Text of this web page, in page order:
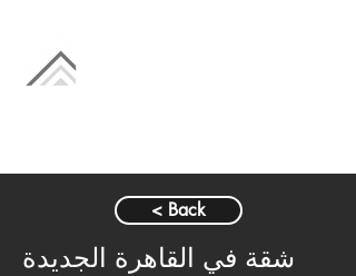
< Back
شقة في القاهرة الجديدة